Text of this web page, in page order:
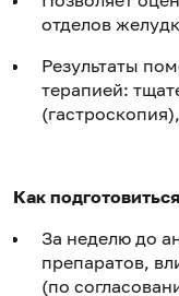
отделов
Результаты
терапией:
Как
За неделю до
препаратов,
(по